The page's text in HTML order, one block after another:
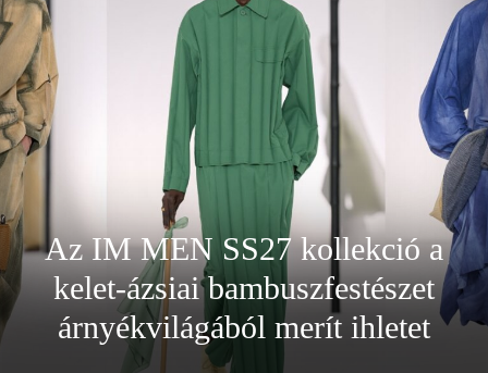
Az IM MEN SS27 kollekció a
kelet-ázsiai bambuszfestészet
árnyékvilágából merít ihletet